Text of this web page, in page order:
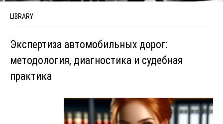
LIBRARY
Экспертиза автомобильных дорог:
методология, диагностика и судебная
практика